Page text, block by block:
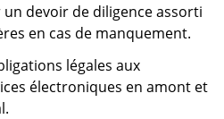
devoir de diligence assorti
en cas de manquement.
légales aux
électroniques en amont et